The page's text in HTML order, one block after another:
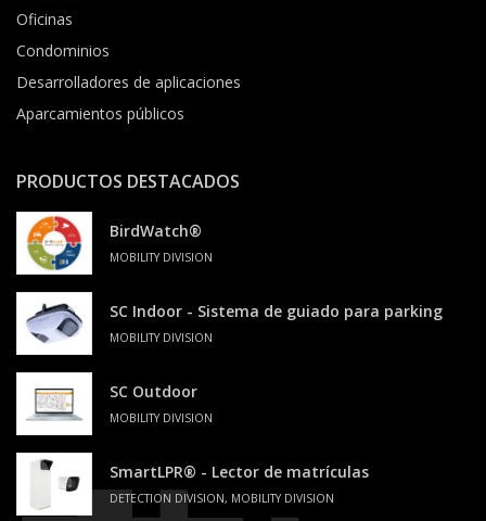
Oficinas
Condominios
Desarrolladores de aplicaciones
Aparcamientos públicos
PRODUCTOS DESTACADOS
BirdWatch®
MOBILITY DIVISION
SC Indoor - Sistema de guiado para parking
MOBILITY DIVISION
SC Outdoor
MOBILITY DIVISION
SmartLPR® - Lector de matrículas
DETECTION DIVISION, MOBILITY DIVISION